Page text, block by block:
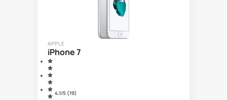
APPLE
iPhone 7
4.1/5 (19)